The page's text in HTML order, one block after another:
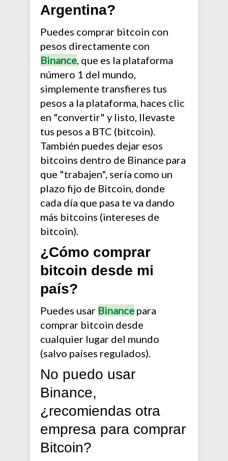
Argentina?
Puedes comprar bitcoin con
pesos directamente con
Binance, que es la plataforma
número 1 del mundo,
simplemente transfieres tus
pesos a la plataforma, haces clic
en "convertir" y listo, llevaste
tus pesos a BTC (bitcoin).
También puedes dejar esos
bitcoins dentro de Binance para
que "trabajen", sería como un
plazo fijo de Bitcoin, donde
cada día que pasa te va dando
más bitcoins (intereses de
bitcoin).
¿Cómo comprar
bitcoin desde mi
país?
Puedes usar Binance para
comprar bitcoin desde
cualquier lugar del mundo
(salvo países regulados).
No puedo usar
Binance,
¿recomiendas otra
empresa para comprar
Bitcoin?